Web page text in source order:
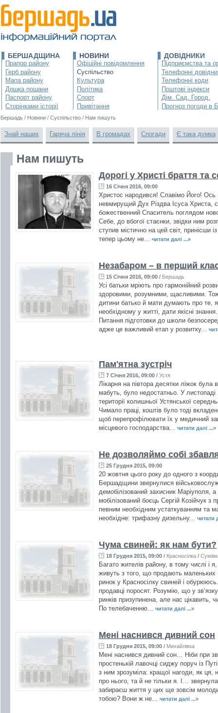
БЕРШАДЩИНА
Прапор району
Герб району
Мапа району
Дошка пошани
Паспорт району
Сторінками історії
НОВИНИ
Офіційні повідомлення
Суспільство
Культура
Політика
Спорт
Привітання
ДОВІДНИКИ
Підприємства та
Телефонні
Телефонні коди
Поштові індекси
Дім. Сад. Город.
Прогноз погоди в
Бершадь / Новини / Суспільство / Нам пишуть
Знай наших Гаряча лінія В громадах Спогади Є така думка
Нам пишуть
Дорогі у Христі браття та
16 Січня 2016, 09:00
Христос народився! Славімо Його! Ось
невмирущий Дух Різдва Ісуса Христа,
божественний Спаситель поглядом
Себе, до вбогої стаєнки, звідки ним
ступив містично на цей світ, принісши
тепер цьому не...
читати далі ...»
Незабаром – в перший
15 Січня 2016, 09:00 / Бершадь
Усі батьки мріють про гармонійний
здоровими, розумними, щасливими.
дитини батько й мати думають про те,
необхідному у житті, дати якісні
Питання підготовки до школи
адже це важливий етап у розвитку...
Пам'ятна зустріч
7 Січня 2016, 09:00 / Устя
Лікарня на півтора десятки ліжок
мабуть, було недостатньо. У
території колишньої Устянської
Чимало праці, коштів було тоді
щоб перепрофілювати їх у медичний
місцевого господарства...
читати далі ...»
Не дозволяймо собі
25 Грудня 2015, 09:00
20 жовтня цього року до одного з
Бершадщини звернулися
демобілізований захисник Маріуполя,
мобілізований боєць Сергій Козійчук з
певним необхідним устаткуванням та
необхідне: трифазну дизельну...
читати
Чума свиней: як нам бути?
18 Грудня 2015, 09:00 / Красносілка /
Багато жителів району, в тому числі і
живуть з того, що продають
ринок у Красносілку свиней і
продавці поросят. Розумію, що у
ринків призупинена, але нас цікавить,
По телебаченню...
читати далі ...»
Мені наснився дивний сон
18 Грудня 2015, 09:00 / Михайлівка
Мені наснився дивний сон… Ніби при
простенькій лавочці сиджу поруч із
з ним зрозуміла: кращої нагоди, як
про нього, та й не тільки я. І…
забираєш життя у цих ще зовсім
тобою? Вони ж не...
читати далі ...»